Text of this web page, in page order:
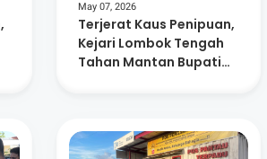
May 07, 2026
Terjerat Kaus Penipuan,
Kejari Lombok Tengah
Tahan Mantan Bupati